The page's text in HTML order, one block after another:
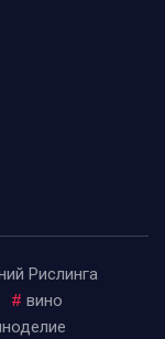
Рислинга
# вино